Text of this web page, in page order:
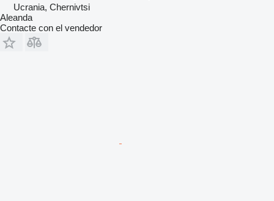
Ucrania, Chernivtsi
Aleanda
Contacte con el vendedor